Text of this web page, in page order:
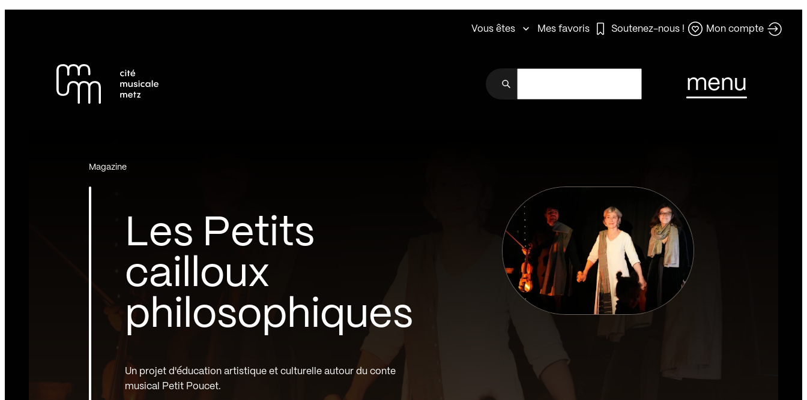
Pied de page
Vous êtes Mes favoris Soutenez-nous ! Mon compte
menu
Magazine
Les Petits
cailloux
philosophiques
Un projet d'éducation artistique et culturelle autour du conte
musical Petit Poucet.